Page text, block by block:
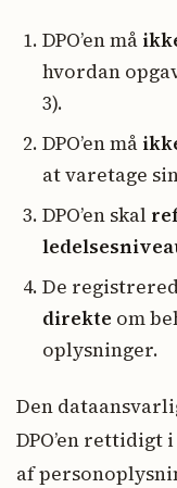
DPO’en må
hvordan
3).
DPO’en må
at varetage
DPO’en skal
De
direkte om
oplysninger.
Den
DPO’en rettidigt
af